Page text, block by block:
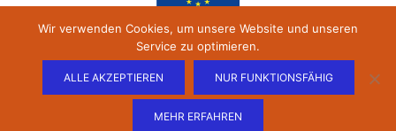
Wir verwenden Cookies, um unsere Website und unseren
Service zu optimieren.
ALLE AKZEPTIEREN NUR FUNKTIONSFÄHIG
MEHR ERFAHREN